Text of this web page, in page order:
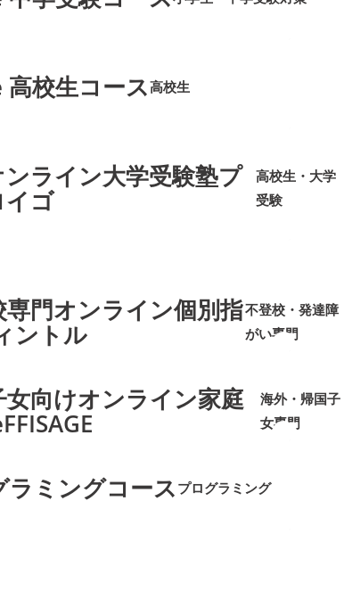
高校生コース高校生
ンライン大学受験塾プ
イゴ
高校生・大学
受験
専門オンライン個別指
ントル
不登校・発達障
がい専門
女向けオンライン家庭
海外・帰国子
女専門
ラミングコースプログラミング